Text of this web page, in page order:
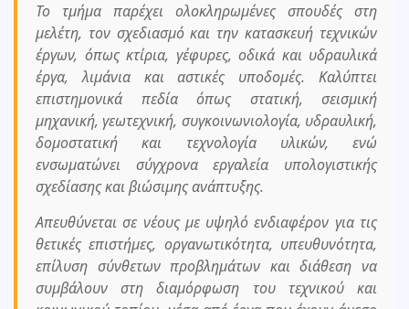
Το τμήμα παρέχει ολοκληρωμένες σπουδές στη
μελέτη, τον σχεδιασμό και την κατασκευή τεχνικών
έργων, όπως κτίρια, γέφυρες, οδικά και υδραυλικά
έργα, λιμάνια και αστικές υποδομές. Καλύπτει
επιστημονικά πεδία όπως στατική, σεισμική
μηχανική, γεωτεχνική, συγκοινωνιολογία, υδραυλική,
δομοστατική και τεχνολογία υλικών, ενώ
ενσωματώνει σύγχρονα εργαλεία υπολογιστικής
σχεδίασης και βιώσιμης ανάπτυξης.
Απευθύνεται σε νέους με υψηλό ενδιαφέρον για τις
θετικές επιστήμες, οργανωτικότητα, υπευθυνότητα,
επίλυση σύνθετων προβλημάτων και διάθεση να
συμβάλουν στη διαμόρφωση του τεχνικού και